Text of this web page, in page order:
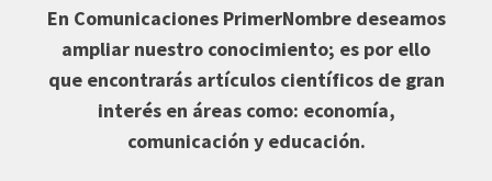
En Comunicaciones PrimerNombre deseamos
ampliar nuestro conocimiento; es por ello
que encontrarás artículos científicos de gran
interés en áreas como: economía,
comunicación y educación.